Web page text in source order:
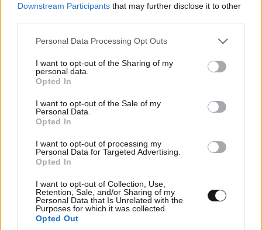
Downstream Participants that may further disclose it to other
Please note that this website/app uses one or more Google
not limited to your visit or usage behaviour. You may click to
grant or deny consent to Google and its third-party tags to
use your data for below specified purposes in below Google
consent section.
Personal Data Processing Opt Outs
I want to opt-out of the Sharing of my
personal data.
Opted In
I want to opt-out of the Sale of my
Personal Data.
Opted In
I want to opt-out of processing my
Personal Data for Targeted Advertising.
Opted In
I want to opt-out of Collection, Use,
Retention, Sale, and/or Sharing of my
Personal Data that Is Unrelated with the
Purposes for which it was collected.
Opted Out